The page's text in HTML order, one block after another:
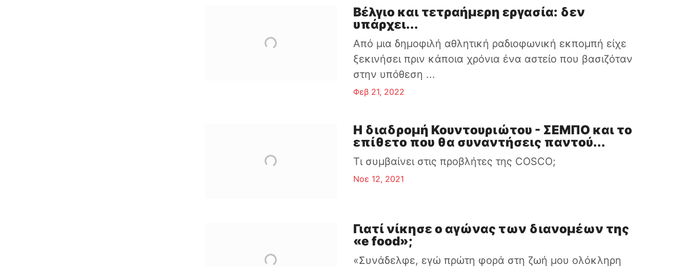
Βέλγιο και τετραήμερη εργασία: δεν
υπάρχει...
Από μια δημοφιλή αθλητική ραδιοφωνική εκπομπή είχε
ξεκινήσει πριν κάποια χρόνια ένα αστείο που βασιζόταν
στην υπόθεση ...
Φεβ 21, 2022
Η διαδρομή Κουντουριώτου - ΣΕΜΠΟ και το
επίθετο που θα συναντήσεις παντού...
Τι συμβαίνει στις προβλήτες της COSCO;
Νοε 12, 2021
Γιατί νίκησε ο αγώνας των διανομέων της
«e food»;
«Συνάδελφε, εγώ πρώτη φορά στη ζωή μου ολόκληρη